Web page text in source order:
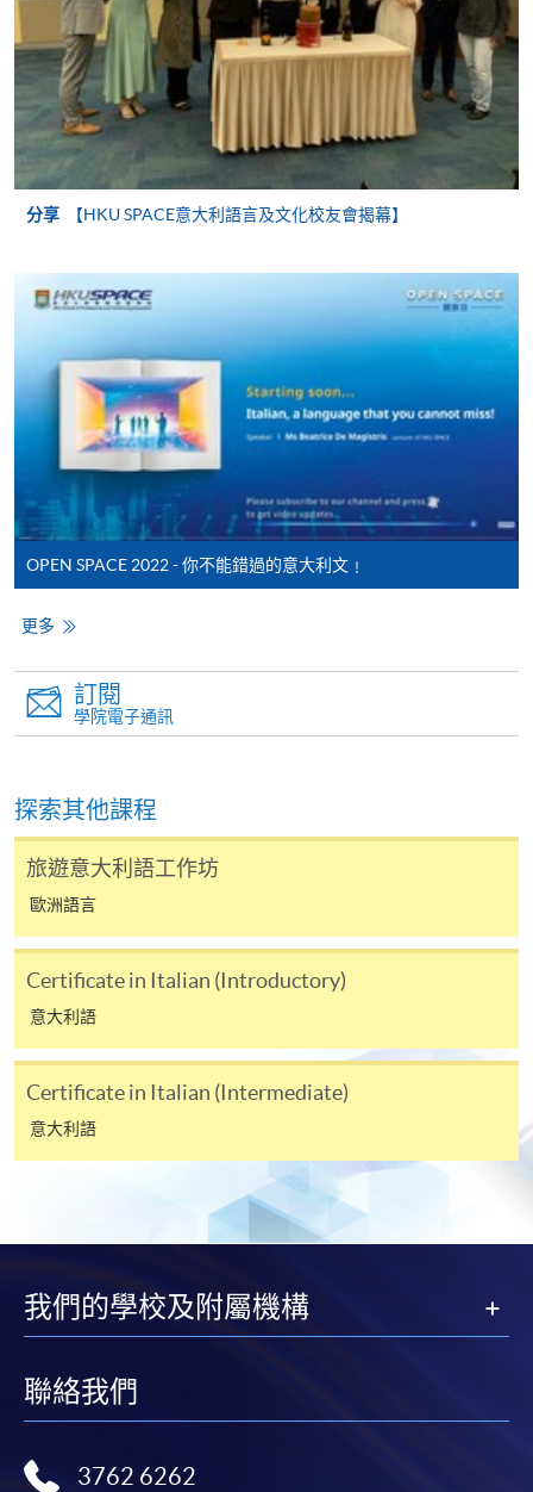
費以及所需證明文件呈交。
[下載報名表SF26]
申請學歷頒授及專業課程可能需要其他資料，報名
表可向報名中心或有關課程負責人索取。填妥申請
表格後，請連同報名費/學費以及所需證明文件親
往報名中心或以郵遞方式遞交。
報讀同一學歷頒授課程內其他單元
​學院為學歷頒授課程特設「註冊及學費通知」，適
用於一般學歷頒授課程。
課程負責人會為學員送上「註冊及學費通知」
(「通知」)，請填妥有關「通知」，並親往報名中
心或以郵遞方式，遞交「通知」及繳交所需費用。
有關繳費詳情，請參閱付款方法。如對報名程序有任
何疑問，請詳閱個別課程資料，或聯絡有關課程負責
課程/科目報名注意事項:
Google Chrome瀏覽器。
申請人不應閒置申請超過10分鐘。否則，申請人
報讀優惠，請親臨學院的報名中心報名。
在網上報名過程中，由於提交課程申請和付款在系
統處理上為兩個不同的程序，成功付款並不保證成
功被獲取錄。任何不成功的申請，課程組職員將儘
快與 閣下聯絡。
申請人應注意，不論親身或網上報讀，相同的課
在網上報名過程中，付款成功後，網頁將顯示付款
確認。另外，確認電子郵件亦會發送到 閣下的電
子郵件帳戶。請保留確定回條作日後查詢用途。
法例規定外，一切已繳費用，概不退還。
取錄的證明。學院將在截止報名日期後儘快通知申
請者是否獲取錄。落選的申請人將獲退還已繳交的
分享 【HKU SPACE意大利語言及文化校友會揭幕】
OPEN SPACE 2022 - 你不能錯過的意大利文﹗
更多
訂閱
學院電子通訊
探索其他課程
旅遊意大利語工作坊
歐洲語言
Certificate in Italian (Introductory)
意大利語
Certificate in Italian (Intermediate)
意大利語
我們的學校及附屬機構
聯絡我們
3762 6262